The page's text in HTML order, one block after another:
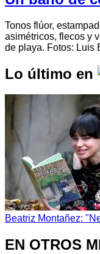
Tonos flúor,
asimétricos, flecos y
de playa. Fotos: Luis
Lo último en
Beatriz Montañez:
EN OTROS